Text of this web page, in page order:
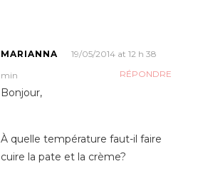
MARIANNA
19/05/2014 at 12 h 38
min
RÉPONDRE
Bonjour,
À quelle température faut-il faire
cuire la pate et la crème?